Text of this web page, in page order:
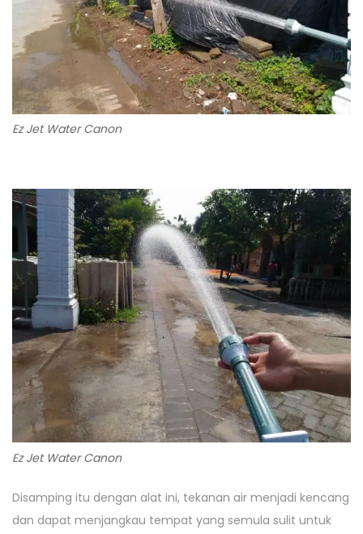
Ez Jet Water Canon
Ez Jet Water Canon
Disamping itu dengan alat ini, tekanan air menjadi kencang
dan dapat menjangkau tempat yang semula sulit untuk